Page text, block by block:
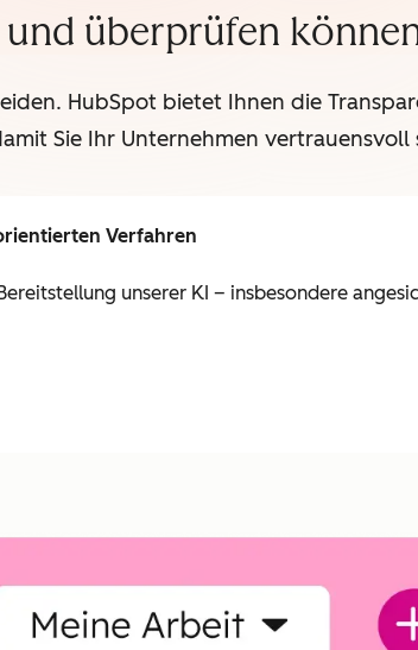
überprüfen
HubSpot bietet Ihnen die
Sie Ihr Unternehmen vertrauensvoll
Verfahren
unserer KI – insbesondere